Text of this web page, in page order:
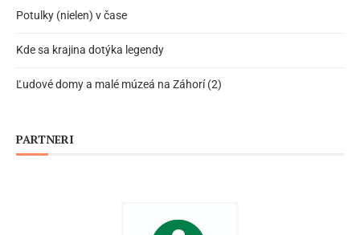
Potulky (nielen) v čase
Kde sa krajina dotýka legendy
Ľudové domy a malé múzeá na Záhorí (2)
PARTNERI